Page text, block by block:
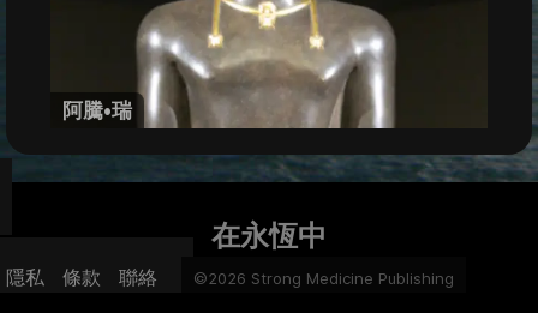
阿騰•瑞
在永恆中
隱私 條款 聯絡 ©2026 Strong Medicine Publishing